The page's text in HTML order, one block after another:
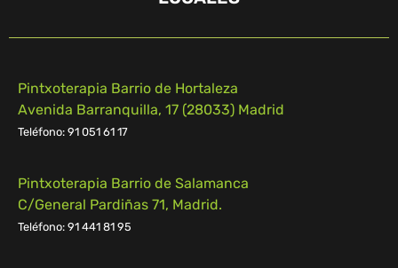
Pintxoterapia Barrio de Hortaleza
Avenida Barranquilla, 17 (28033) Madrid
Teléfono: 91 051 61 17
Pintxoterapia Barrio de Salamanca
C/General Pardiñas 71, Madrid.
Teléfono: 91 441 81 95